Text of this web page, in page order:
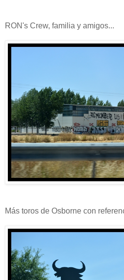
RON's Crew, familia y amigos...
Más toros de Osborne con